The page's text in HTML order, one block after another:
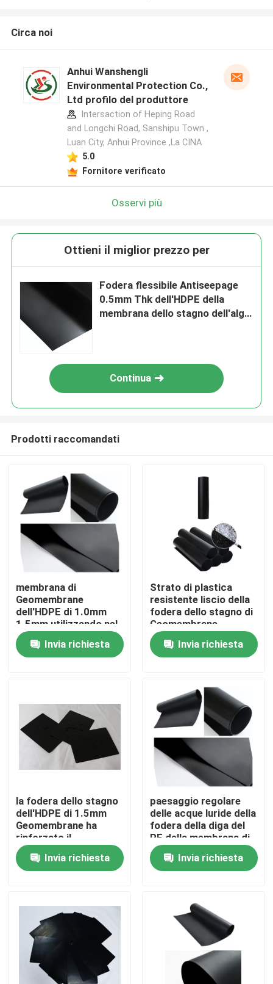
Casa
Contatti
Prodotti
Tessuto di Geosynthetic
Membrana di Geosynthetic
HDPE Geocell
Sacchetti di sabbia di Geofabric
Circa noi
Anhui Wanshengli
Environmental Protection Co.,
Ltd profilo del produttore
Intersaction of Heping Road
and Longchi Road, Sanshipu Town ,
Luan City, Anhui Province ,La CINA
5.0
Fornitore verificato
Osservi più
Ottieni il miglior prezzo per
Fodera flessibile Antiseepage
0.5mm Thk dell'HDPE della
membrana dello stagno dell'alga
Continua
Prodotti raccomandati
membrana di
Geomembrane
dell'HDPE di 1.0mm
1.5mm utilizzando nel
munire prevenzione di
coda di infiltrazione
Invia richiesta
Strato di plastica
resistente liscio della
fodera dello stagno di
Geomembrane
dell'HDPE per
estrazione mineraria
Invia richiesta
la fodera dello stagno
dell'HDPE di 1.5mm
Geomembrane ha
rinforzato il
rivestimento di
plastica del polietilene
Invia richiesta
paesaggio regolare
delle acque luride della
fodera della diga del
PE della membrana di
Geo dell'HDPE di 2mm
Invia richiesta